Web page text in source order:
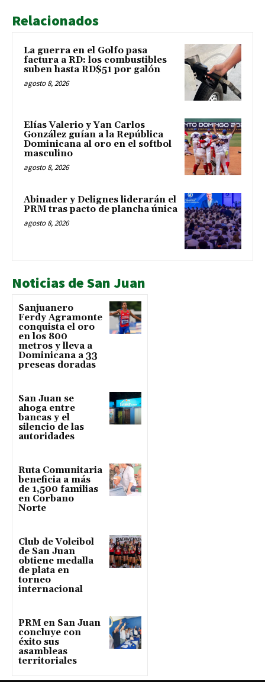
Relacionados
La guerra en el Golfo pasa
factura a RD: los combustibles
suben hasta RD$51 por galón
agosto 8, 2026
Elías Valerio y Yan Carlos
González guían a la República
Dominicana al oro en el softbol
masculino
agosto 8, 2026
Abinader y Delignes liderarán el
PRM tras pacto de plancha única
agosto 8, 2026
Noticias de San Juan
Sanjuanero
Ferdy Agramonte
conquista el oro
en los 800
metros y lleva a
Dominicana a 33
preseas doradas
San Juan se
ahoga entre
bancas y el
silencio de las
autoridades
Ruta Comunitaria
beneficia a más
de 1,500 familias
en Corbano
Norte
Club de Voleibol
de San Juan
obtiene medalla
de plata en
torneo
internacional
PRM en San Juan
concluye con
éxito sus
asambleas
territoriales